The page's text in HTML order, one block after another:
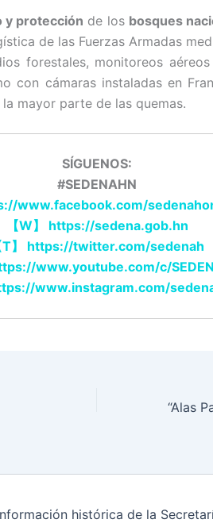
y protección de los bosques
de las Fuerzas Armadas
forestales, monitoreos
con cámaras instaladas en
mayor parte de las quemas.
SÍGUENOS:
#SEDENAHN
www.facebook.com/
【W】
https://sedena.gob.hn
T】
https://twitter.com/sedenah
www.youtube.com/c/
www.instagram.com/
histórica de la